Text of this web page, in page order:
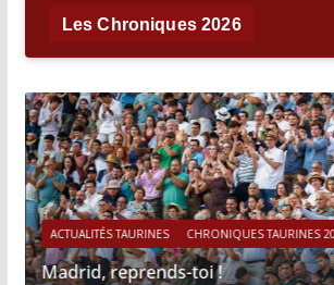
Les Chroniques 2026
ACTUALITÉS TAURINES CHRONIQUES TAURINES
Madrid, reprends-toi !